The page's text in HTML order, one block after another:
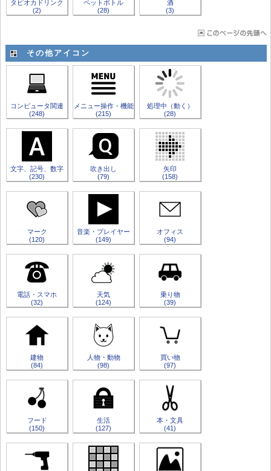
タピオカドリンク
(2)
ペットボトル
(28)
酒
(3)
その他アイコン
コンピュータ関連
(248)
メニュー操作・機能
(215)
処理中（動く）
(28)
文字、記号、数字
(230)
吹き出し
(79)
矢印
(158)
マーク
(120)
音楽・プレイヤー
(149)
オフィス
(94)
電話・スマホ
(32)
天気
(124)
乗り物
(39)
建物
(84)
人物・動物
(98)
買い物
(97)
フード
(150)
生活
(127)
本・文具
(41)